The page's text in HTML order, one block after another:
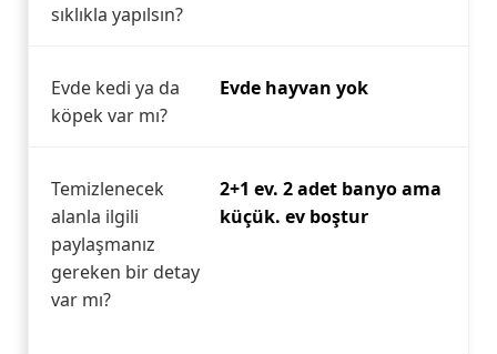
sıklıkla yapılsın?
Evde kedi ya da
köpek var mı?
Evde hayvan yok
Temizlenecek
alanla ilgili
paylaşmanız
gereken bir detay
var mı?
2+1 ev. 2 adet banyo ama
küçük. ev boştur